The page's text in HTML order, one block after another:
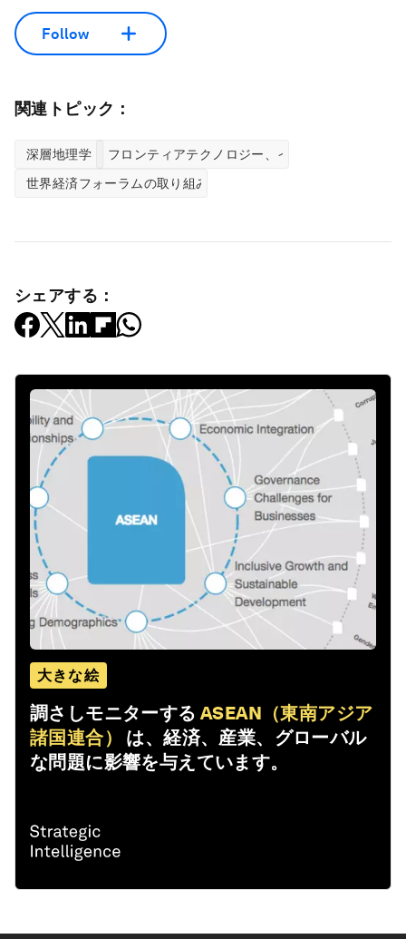
Follow
関連トピック：
深層地理学
フロンティアテクノロジー、イノベーションセン
世界経済フォーラムの取り組み
シェアする：
大きな絵
調さしモニターする ASEAN（東南アジア
諸国連合）
は、経済、産業、グローバル
な問題に影響を与えています。